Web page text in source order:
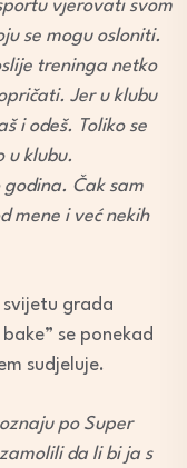
vjerovati svom
se mogu osloniti.
treninga netko
Jer u klubu
i odeš. Toliko se
u klubu.
godina. Čak sam
mene i već nekih
svijetu grada
se ponekad
sudjeluje.
po Super
da li bi ja s